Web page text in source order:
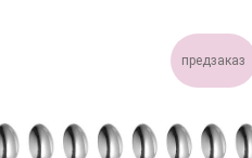
предзаказ